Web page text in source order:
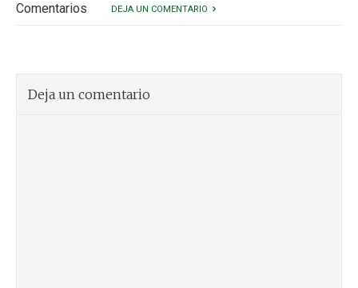
Comentarios DEJA UN COMENTARIO
Deja un comentario